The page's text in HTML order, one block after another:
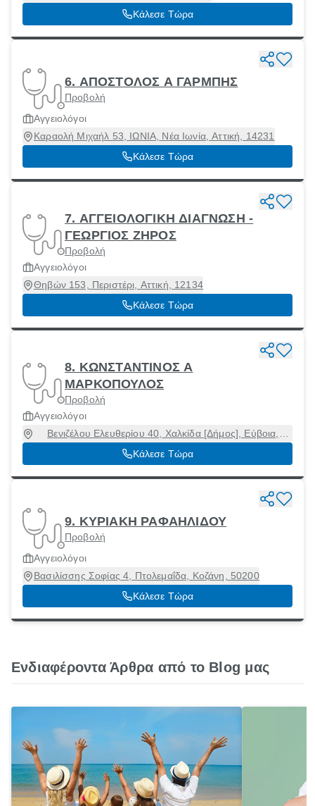
Κάλεσε Τώρα
6. ΑΠΟΣΤΟΛΟΣ Α ΓΑΡΜΠΗΣ
Προβολή
Αγγειολόγοι
Καραολή Μιχαήλ 53, ΙΩΝΙΑ, Νέα Ιωνία, Αττική, 14231
Κάλεσε Τώρα
7. ΑΓΓΕΙΟΛΟΓΙΚΗ ΔΙΑΓΝΩΣΗ -
ΓΕΩΡΓΙΟΣ ΖΗΡΟΣ
Προβολή
Αγγειολόγοι
Θηβών 153, Περιστέρι, Αττική, 12134
Κάλεσε Τώρα
8. ΚΩΝΣΤΑΝΤΙΝΟΣ Α
ΜΑΡΚΟΠΟΥΛΟΣ
Προβολή
Αγγειολόγοι
Βενιζέλου Ελευθερίου 40, Χαλκίδα [Δήμος], Εύβοια,
34100
Κάλεσε Τώρα
9. ΚΥΡΙΑΚΗ ΡΑΦΑΗΛΙΔΟΥ
Προβολή
Αγγειολόγοι
Βασιλίσσης Σοφίας 4, Πτολεμαΐδα, Κοζάνη, 50200
Κάλεσε Τώρα
Ενδιαφέροντα Άρθρα από το Blog μας